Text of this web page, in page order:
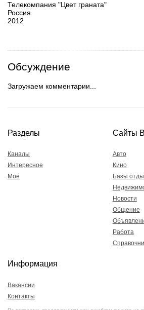
Телекомпания "Цвет граната"
Россия
2012
Обсуждение
Загружаем комментарии...
Разделы
Каналы
Интересное
Моё
Сайты
Авто
Кино
Базы
Новости
Общение
Работа
Информация
Вакансии
Контакты